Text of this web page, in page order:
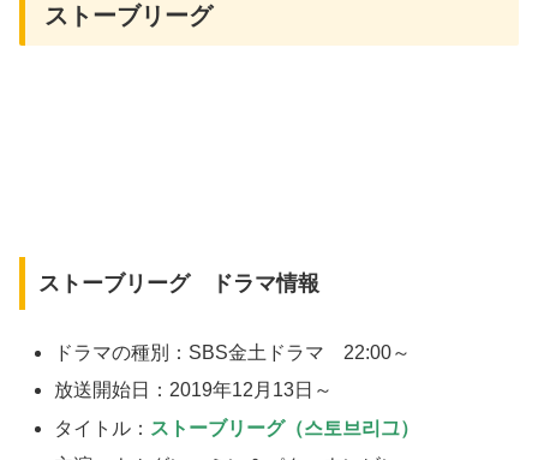
ストーブリーグ
ストーブリーグ ドラマ情報
ドラマの種別：SBS金土ドラマ 22:00～
放送開始日：2019年12月13日～
タイトル： ストーブリーグ（스토브리그）